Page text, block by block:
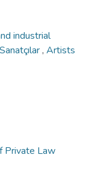
industrial
Sanatçılar, Artists
Private Law